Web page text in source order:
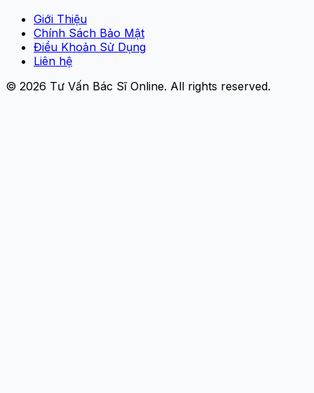
Giới Thiệu
Chính Sách Bảo Mật
Điều Khoản Sử Dụng
Liên hệ
© 2026 Tư Vấn Bác Sĩ Online. All rights reserved.